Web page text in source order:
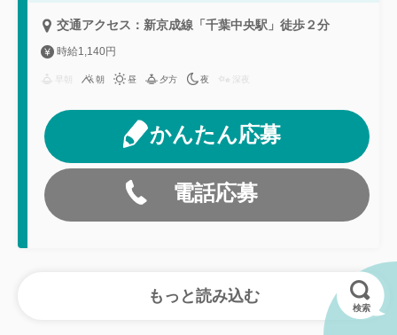
交通アクセス：新京成線「千葉中央駅」徒歩２分
時給1,140円
早朝 朝 昼 夕方 夜 深夜
かんたん応募
電話応募
検索